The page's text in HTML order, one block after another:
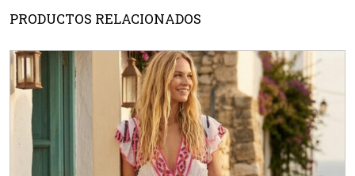
PRODUCTOS RELACIONADOS